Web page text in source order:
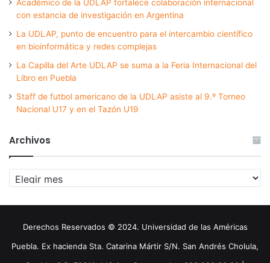
Académico de la UDLAP fortalece colaboración internacional
con estancia de investigación en Argentina
La UDLAP, punto de encuentro para el intercambio científico
en bioinformática y redes complejas
La Capilla del Arte UDLAP se suma a la Feria Internacional del
Libro en Puebla
Staff de futbol americano de la UDLAP asiste al 9.º Torneo
Nacional U17 y en el Tazón U19
Archivos
Archivos
Derechos Reservados © 2024. Universidad de las Américas
Puebla. Ex hacienda Sta. Catarina Mártir S/N. San Andrés Cholula,